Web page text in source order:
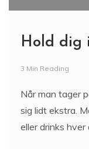
Hold dig
3 Min Reading
Når man tager
sig lidt ekstra.
eller drinks hver